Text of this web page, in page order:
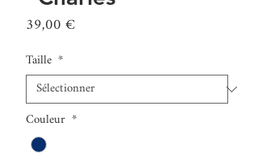
39,00 €Prix
Taille *
Couleur *